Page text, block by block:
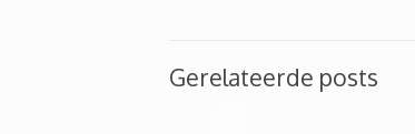
Gerelateerde posts